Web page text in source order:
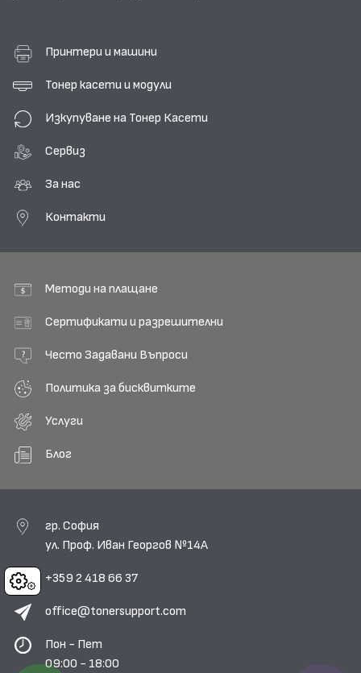
Cookies
Принтери и машини
Тонер касети и модули
Изкупуване на Тонер Касети
Сервиз
За нас
Контакти
Методи на плащане
Сертификати и разрешителни
Често Задавани Въпроси
Политика за бисквитките
Услуги
Блог
гр. София
ул. Проф. Иван Георгов №14А
+359 2 418 66 37
office@tonersupport.com
Пон - Пет
09:00 - 18:00